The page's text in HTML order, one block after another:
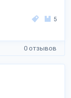
5
0 отзывов